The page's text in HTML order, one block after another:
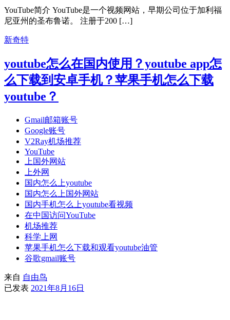
YouTube简介 YouTube是一个视频网站，早期公司位于加利福
尼亚州的圣布鲁诺。 注册于200 […]
新奇特
youtube怎么在国内使用？youtube app怎
么下载到安卓手机？苹果手机怎么下载
youtube？
Gmail邮箱账号
Google账号
V2Ray机场推荐
YouTube
上国外网站
上外网
国内怎么上youtube
国内怎么上国外网站
国内手机怎么上youtube看视频
在中国访问YouTube
机场推荐
科学上网
苹果手机怎么下载和观看youtube油管
谷歌gmail账号
来自 自由鸟
已发表 2021年8月16日